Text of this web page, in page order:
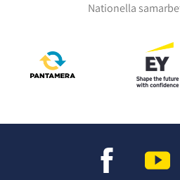
Nationella